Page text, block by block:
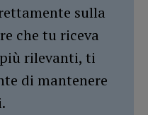
sulla
che tu riceva
rilevanti, ti
di mantenere